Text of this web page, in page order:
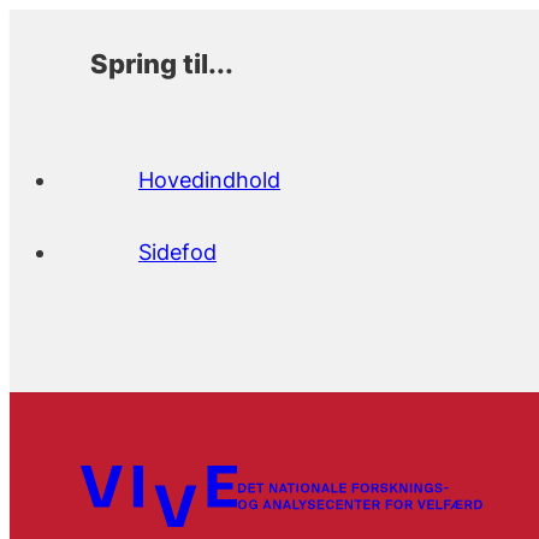
Spring til...
Hovedindhold
Sidefod